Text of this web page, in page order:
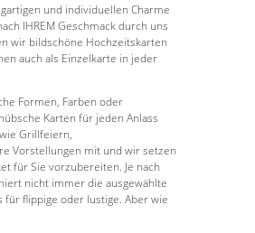
und individuellen Charme
IHREM Geschmack durch uns
wir bildschöne Hochzeitskarten
auch als Einzelkarte in jeder
Formen, Farben oder
Karten für jeden Anlass
Grillfeiern,
Vorstellungen mit und wir setzen
für Sie vorzubereiten. Je nach
nicht immer die ausgewählte
flippige oder lustige. Aber wie